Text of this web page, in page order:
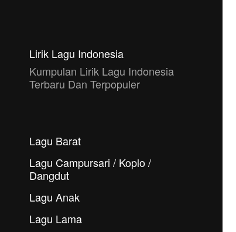
Lirik Lagu Indonesia
Kumpulan Lirik Lagu Indonesia
Terbaru Dan Terpopuler
Lagu Barat
Lagu Campursari / Koplo /
Dangdut
Lagu Anak
Lagu Lama